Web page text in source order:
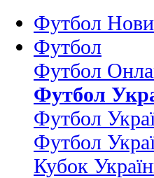
Футбол
Футбол
Футбол
Футбол
Футбол
Футбол
Кубок